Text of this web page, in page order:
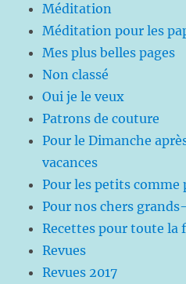
Méditation
Méditation pour les
Mes plus belles pages
Non classé
Oui je le veux
Patrons de couture
Pour le Dimanche
vacances
Pour les petits comme
Pour nos chers
Recettes pour toute la
Revues
Revues 2017